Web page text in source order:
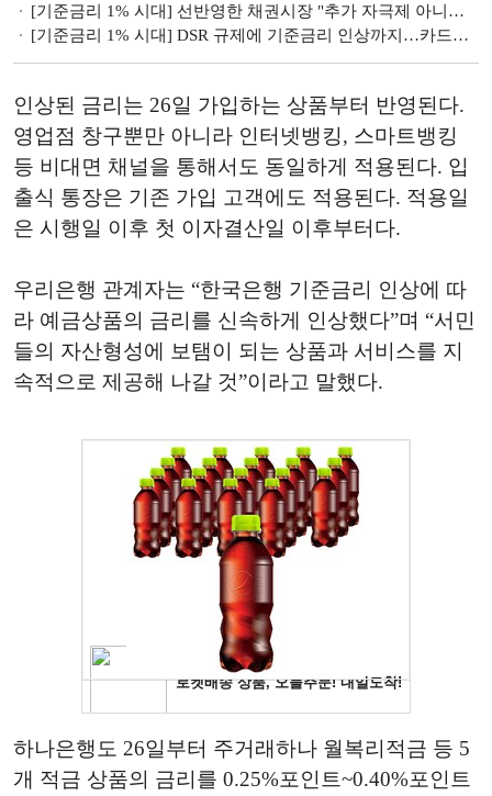
[기준금리 1% 시대] 선반영한 채권시장 "추가 자극제 아니다"…연준으로 향한 시선
[기준금리 1% 시대] DSR 규제에 기준금리 인상까지…카드론 오름세 이어진다
인상된 금리는 26일 가입하는 상품부터 반영된다.
영업점 창구뿐만 아니라 인터넷뱅킹, 스마트뱅킹
등 비대면 채널을 통해서도 동일하게 적용된다. 입
출식 통장은 기존 가입 고객에도 적용된다. 적용일
은 시행일 이후 첫 이자결산일 이후부터다.
우리은행 관계자는 “한국은행 기준금리 인상에 따
라 예금상품의 금리를 신속하게 인상했다”며 “서민
들의 자산형성에 보탬이 되는 상품과 서비스를 지
속적으로 제공해 나갈 것”이라고 말했다.
하나은행도 26일부터 주거래하나 월복리적금 등 5
개 적금 상품의 금리를 0.25%포인트~0.40%포인트